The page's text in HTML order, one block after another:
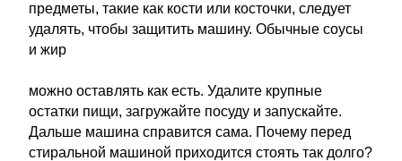
предметы, такие как кости или косточки, следует
удалять, чтобы защитить машину. Обычные соусы
и жир
можно оставлять как есть. Удалите крупные
остатки пищи, загружайте посуду и запускайте.
Дальше машина справится сама. Почему перед
стиральной машиной приходится стоять так долго?